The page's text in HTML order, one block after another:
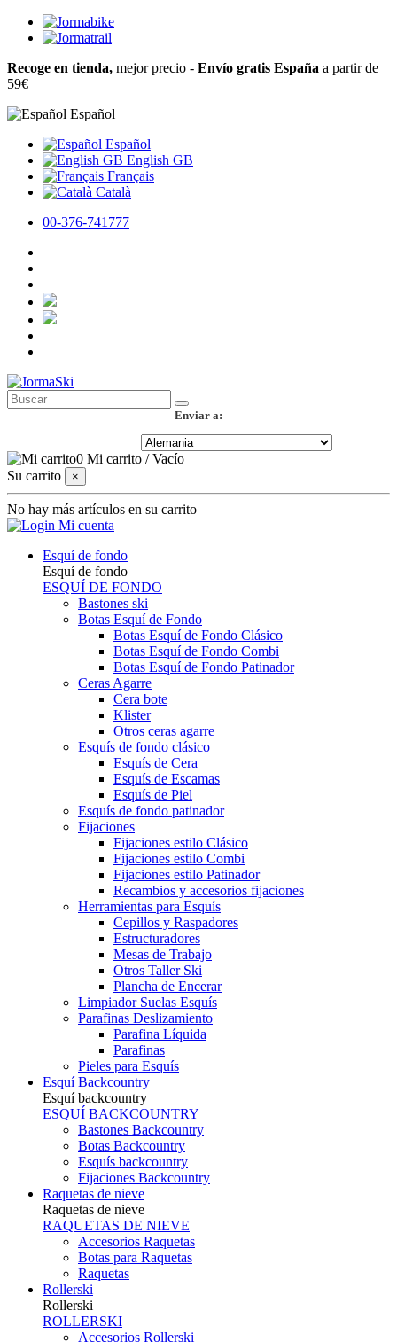
Recoge en tienda, mejor precio - Envío gratis España a partir de
59€
Español
Español
English GB
Français
Català
00-376-741777
Enviar a:
0 Mi carrito /Vacío
Su carrito
×
No hay más artículos en su carrito
Mi cuenta
Esquí de fondo
Esquí de fondo
ESQUÍ DE FONDO
Bastones ski
Botas Esquí de Fondo
Botas Esquí de Fondo Clásico
Botas Esquí de Fondo Combi
Botas Esquí de Fondo Patinador
Ceras Agarre
Cera bote
Klister
Otros ceras agarre
Esquís de fondo clásico
Esquís de Cera
Esquís de Escamas
Esquís de Piel
Esquís de fondo patinador
Fijaciones
Fijaciones estilo Clásico
Fijaciones estilo Combi
Fijaciones estilo Patinador
Recambios y accesorios fijaciones
Herramientas para Esquís
Cepillos y Raspadores
Estructuradores
Mesas de Trabajo
Otros Taller Ski
Plancha de Encerar
Limpiador Suelas Esquís
Parafinas Deslizamiento
Parafina Líquida
Parafinas
Pieles para Esquís
Esquí Backcountry
Esquí backcountry
ESQUÍ BACKCOUNTRY
Bastones Backcountry
Botas Backcountry
Esquís backcountry
Fijaciones Backcountry
Raquetas de nieve
Raquetas de nieve
RAQUETAS DE NIEVE
Accesorios Raquetas
Botas para Raquetas
Raquetas
Rollerski
Rollerski
ROLLERSKI
Accesorios Rollerski